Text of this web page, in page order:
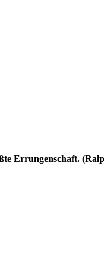
Errungenschaft.